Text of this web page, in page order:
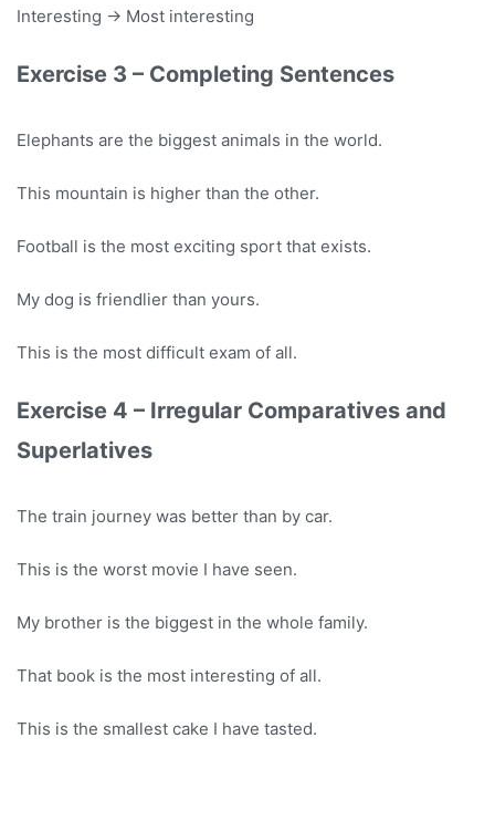
Interesting → Most interesting
Exercise 3 – Completing Sentences
Elephants are the biggest animals in the world.
This mountain is higher than the other.
Football is the most exciting sport that exists.
My dog is friendlier than yours.
This is the most difficult exam of all.
Exercise 4 – Irregular Comparatives and
Superlatives
The train journey was better than by car.
This is the worst movie I have seen.
My brother is the biggest in the whole family.
That book is the most interesting of all.
This is the smallest cake I have tasted.